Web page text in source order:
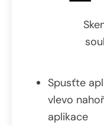
Spusťte
vlevo
aplikace